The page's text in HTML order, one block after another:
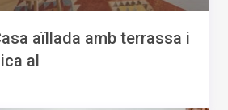
aïllada amb terrassa i
al